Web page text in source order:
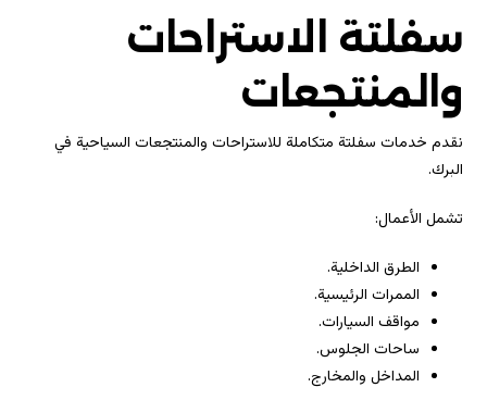
سفلتة الاستراحات
والمنتجعات
نقدم خدمات سفلتة متكاملة للاستراحات والمنتجعات السياحية في
البرك.
تشمل الأعمال:
الطرق الداخلية.
الممرات الرئيسية.
مواقف السيارات.
ساحات الجلوس.
المداخل والمخارج.